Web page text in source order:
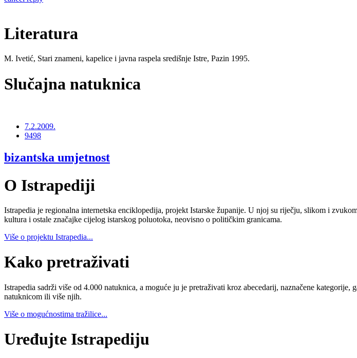
Literatura
M. Ivetić, Stari znameni, kapelice i javna raspela središnje Istre, Pazin 1995.
Slučajna natuknica
7.2.2009.
9498
bizantska umjetnost
O Istrapediji
Istrapedia je regionalna internetska enciklopedija, projekt Istarske županije. U njoj su riječju, slikom i
kultura i ostale značajke cijelog istarskog poluotoka, neovisno o političkim granicama.
Više o projektu Istrapedia...
Kako pretraživati
Istrapedia sadrži više od 4.000 natuknica, a moguće ju je pretraživati kroz abecedarij, naznačene
natuknicom ili više njih.
Više o mogućnostima tražilice...
Uređujte Istrapediju